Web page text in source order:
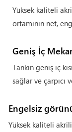
Yüksek kaliteli
ortamının net,
Geniş İç
Tankın geniş iç
sağlar ve çarpıcı
Engelsiz
Yüksek kaliteli